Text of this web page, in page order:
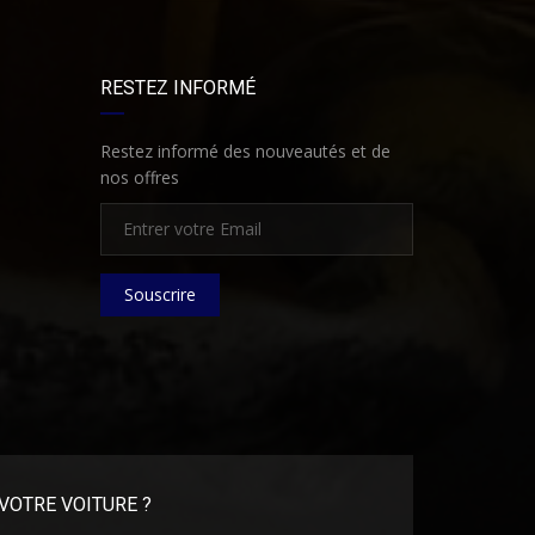
RESTEZ INFORMÉ
Restez informé des nouveautés et de
nos offres
Souscrire
VOITURE ?